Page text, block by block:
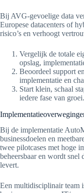
Bij AVG-gevoelige data
Europese datacenters of
risico’s en verhoogt
Vergelijk de totale
opslag,
Beoordeel support
implementatie en
Start klein, schaal
iedere fase van groei.
Bij de implementatie
businessdoelen en
twee pilotcases met hoge
beheersbaar en wordt
levert.
Een multidisciplinair team